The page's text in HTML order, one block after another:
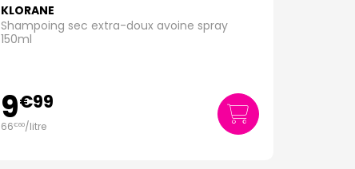
KLORANE
Shampoing sec extra-doux avoine spray
150ml
9€99
66€60/litre